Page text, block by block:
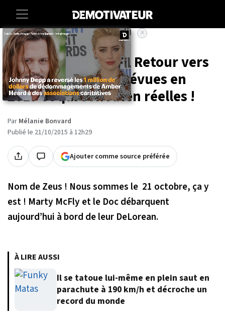
Accueil Insolite High-tech Culture
Les 12 choses que « Retour vers
le futur 2 » avait prévues en
2015 et qui sont bien réelles !
Par Mélanie Bonvard
Publié le 21/10/2015 à 12h29
Ajouter comme source préférée
Nom de Zeus ! Nous sommes le 21 octobre, ça y
est ! Marty McFly et le Doc débarquent
aujourd’hui à bord de leur DeLorean.
À LIRE AUSSI
Il se tatoue lui-même en plein saut en
parachute à 190 km/h et décroche un
record du monde
×